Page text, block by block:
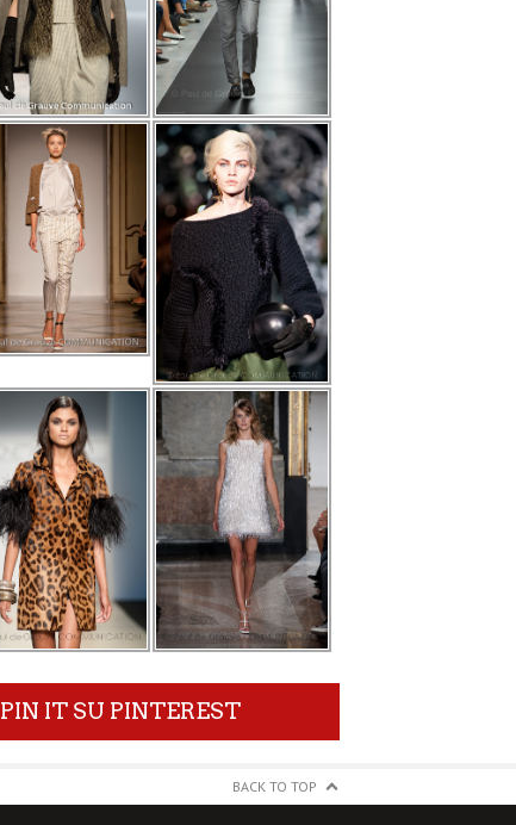
PIN IT SU PINTEREST
BACK TO TOP